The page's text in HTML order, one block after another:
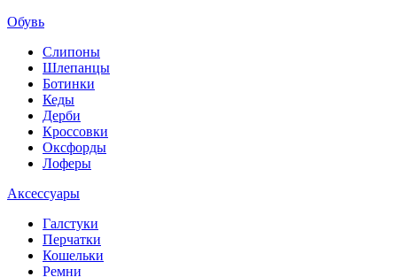
Обувь
Слипоны
Шлепанцы
Ботинки
Кеды
Дерби
Кроссовки
Оксфорды
Лоферы
Аксессуары
Галстуки
Перчатки
Кошельки
Ремни